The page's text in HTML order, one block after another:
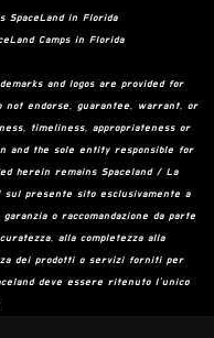
SpaceLand in Florida
Camps in Florida
and logos are provided for
not endorse, guarantee, warrant, or
timeliness, appropriateness or
and the sole entity responsible for
herein remains Spaceland / La
sul presente sito esclusivamente a
o raccomandazione da parte
alla completezza alla
dei prodotti o servizi forniti per
deve essere ritenuto l’unico